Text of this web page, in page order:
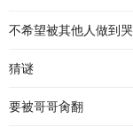
不希望被其他人做到哭
猜谜
要被哥哥肏翻